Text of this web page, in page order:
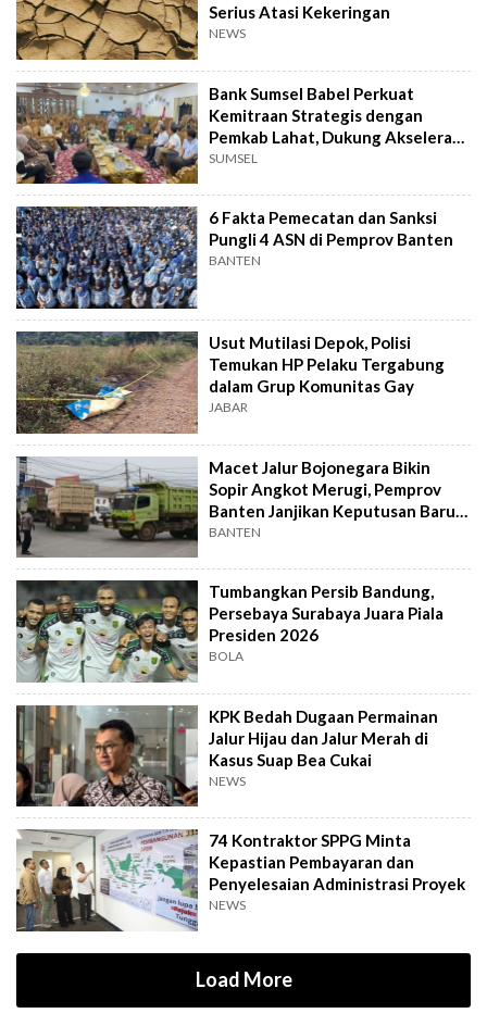
Serius Atasi Kekeringan
NEWS
Bank Sumsel Babel Perkuat
Kemitraan Strategis dengan
Pemkab Lahat, Dukung Akselerasi
Ekonomi Daerah
SUMSEL
6 Fakta Pemecatan dan Sanksi
Pungli 4 ASN di Pemprov Banten
BANTEN
Usut Mutilasi Depok, Polisi
Temukan HP Pelaku Tergabung
dalam Grup Komunitas Gay
JABAR
Macet Jalur Bojonegara Bikin
Sopir Angkot Merugi, Pemprov
Banten Janjikan Keputusan Baru 4
Hari Lagi
BANTEN
Tumbangkan Persib Bandung,
Persebaya Surabaya Juara Piala
Presiden 2026
BOLA
KPK Bedah Dugaan Permainan
Jalur Hijau dan Jalur Merah di
Kasus Suap Bea Cukai
NEWS
74 Kontraktor SPPG Minta
Kepastian Pembayaran dan
Penyelesaian Administrasi Proyek
NEWS
Load More